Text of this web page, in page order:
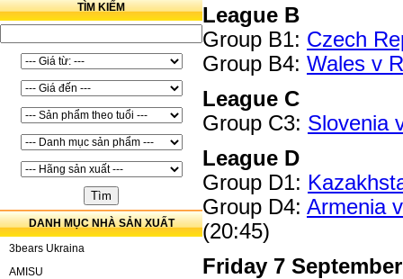
TÌM KIẾM
DANH MỤC NHÀ SẢN XUẤT
3bears Ukraina
AMISU
League B
Group B1: Czech
Group B4: Wales v
League C
Group C3: Slovenia
League D
Group D1:
Group D4: Armenia
(20:45)
Friday 7 September